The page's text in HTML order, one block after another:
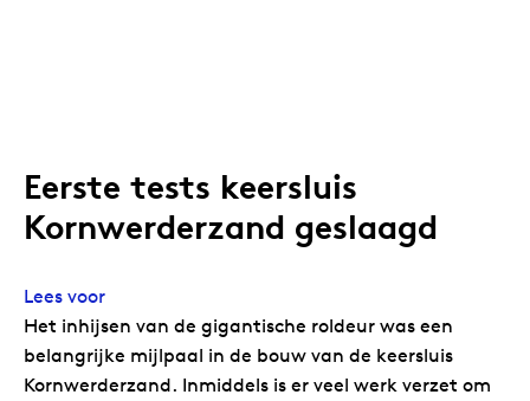
Eerste tests keersluis
Kornwerderzand geslaagd
Lees voor
Het inhijsen van de gigantische roldeur was een
belangrijke mijlpaal in de bouw van de keersluis
Kornwerderzand. Inmiddels is er veel werk verzet om